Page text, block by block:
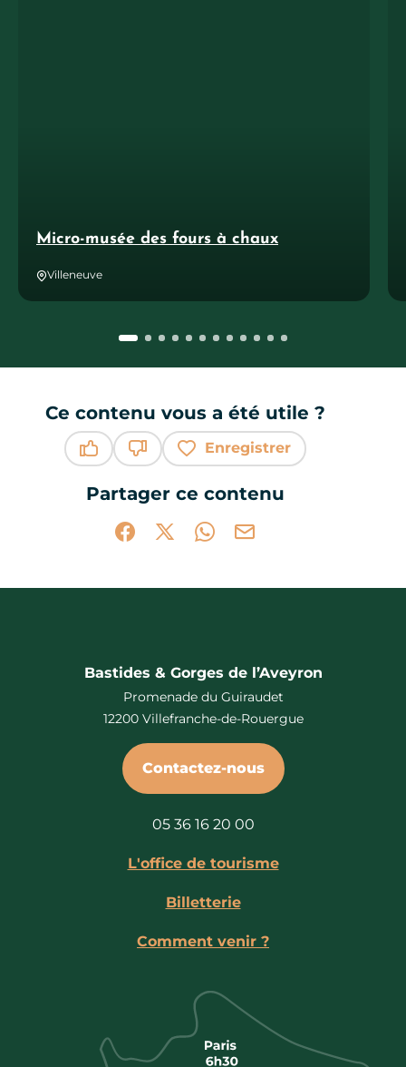
Micro-musée des fours à chaux
Villeneuve
Ce contenu vous a été utile ?
Enregistrer
Partager ce contenu
Partager sur Facebook (nouvelle
Partager sur X / Twitter (nouvelle
Partager sur WhatsApp
Partager par mail
Bastides & Gorges de l’Aveyron
Promenade du Guiraudet
12200 Villefranche-de-Rouergue
Contactez-nous
05 36 16 20 00
L'office de tourisme
Billetterie
Comment venir ?